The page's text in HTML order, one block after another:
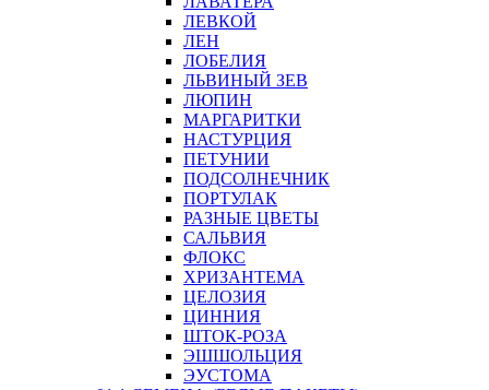
ЛЕВКОЙ
ЛЕН
ЛОБЕЛИЯ
ЛЬВИНЫЙ ЗЕВ
ЛЮПИН
МАРГАРИТКИ
НАСТУРЦИЯ
ПЕТУНИИ
ПОДСОЛНЕЧНИК
ПОРТУЛАК
РАЗНЫЕ ЦВЕТЫ
САЛЬВИЯ
ФЛОКС
ХРИЗАНТЕМА
ЦЕЛОЗИЯ
ЦИННИЯ
ШТОК-РОЗА
ЭШШОЛЬЦИЯ
ЭУСТОМА